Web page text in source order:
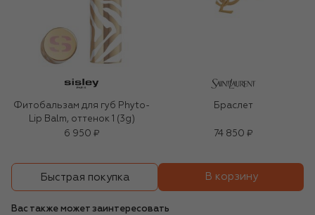
Фитобальзам для губ Phyto-
Lip Balm, оттенок 1 (3g)
6 950 ₽
Браслет
74 850 ₽
Быстрая покупка В корзину
Вас также может заинтересовать